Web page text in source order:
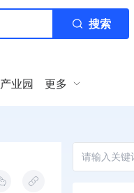
搜索
产业园 更多